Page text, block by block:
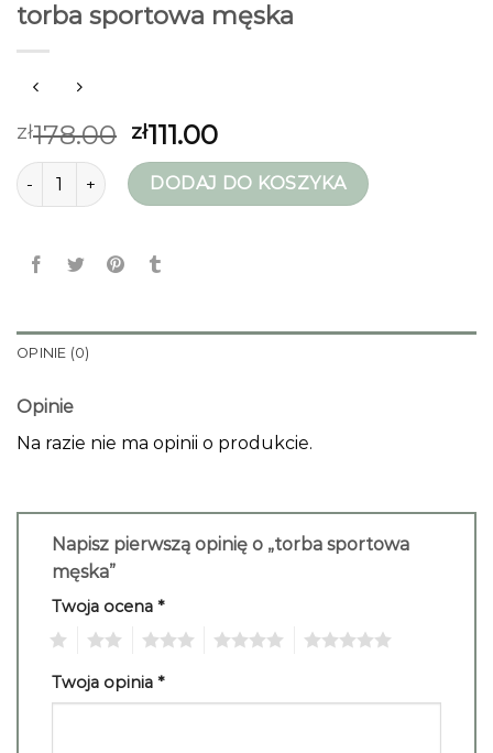
torba sportowa męska
zł178.00 zł111.00
ilość torba sportowa męskaDODAJ DO KOSZYKA
OPINIE (0)
Opinie
Na razie nie ma opinii o produkcie.
Napisz pierwszą opinię o „torba sportowa
męska”
Twoja ocena *
Twoja opinia *